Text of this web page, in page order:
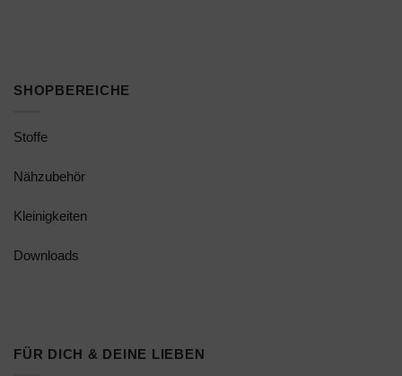
SHOPBEREICHE
Stoffe
Nähzubehör
Kleinigkeiten
Downloads
FÜR DICH & DEINE LIEBEN